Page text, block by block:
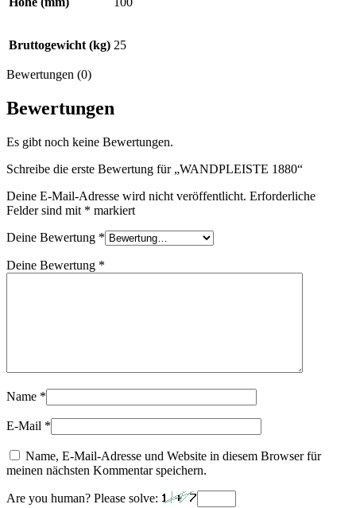
Bruttogewicht (kg) 25
Bewertungen (0)
Bewertungen
Es gibt noch keine Bewertungen.
Schreibe die erste Bewertung für „WANDPLEISTE 1880“
Deine E-Mail-Adresse wird nicht veröffentlicht. Erforderliche
Felder sind mit * markiert
Deine Bewertung *
Deine Bewertung *
Name *
E-Mail *
Name, E-Mail-Adresse und Website in diesem Browser für
meinen nächsten Kommentar speichern.
Are you human? Please solve: